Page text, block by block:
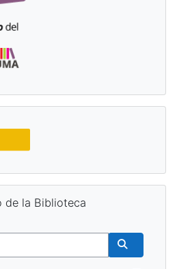
de la Biblioteca
Buscar